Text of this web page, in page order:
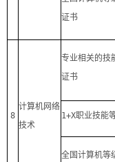
证书
8
计算机网络
技术
专业相关的技
证书
1+X职业技能
全国计算机等